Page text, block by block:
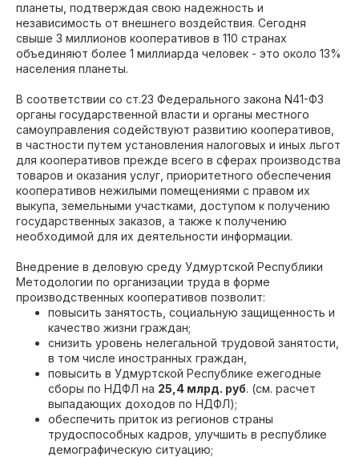
планеты, подтверждая свою надежность и
независимость от внешнего воздействия. Сегодня
свыше 3 миллионов кооперативов в 110 странах
объединяют более 1 миллиарда человек - это около 13%
населения планеты.
В соответствии со ст.23 Федерального закона N41-ФЗ
органы государственной власти и органы местного
самоуправления содействуют развитию кооперативов,
в частности путем установления налоговых и иных льгот
для кооперативов прежде всего в сферах производства
товаров и оказания услуг, приоритетного обеспечения
кооперативов нежилыми помещениями с правом их
выкупа, земельными участками, доступом к получению
государственных заказов, а также к получению
необходимой для их деятельности информации.
Внедрение в деловую среду Удмуртской Республики
Методологии по организации труда в форме
производственных кооперативов позволит:
повысить занятость, социальную защищенность и
качество жизни граждан;
снизить уровень нелегальной трудовой занятости,
в том числе иностранных граждан,
повысить в Удмуртской Республике ежегодные
сборы по НДФЛ на 25,4 млрд. руб. (см. расчет
выпадающих доходов по НДФЛ);
обеспечить приток из регионов страны
трудоспособных кадров, улучшить в республике
демографическую ситуацию;